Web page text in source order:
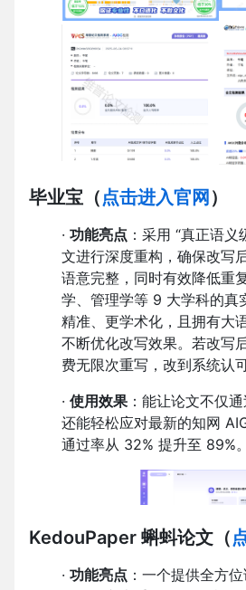
毕业宝 （点击进入官网 ）
· 功能亮点 ：采用 “真正语
文进行深度重构，确保改写
语意完整，同时有效降低重
学、管理学等 9 大学科的真
精准、更学术化，且拥有大
不断优化改写效果。若改写
费无限次重写，改到系统认
· 使用效果 ：能让论文不仅
还能轻松应对最新的知网
通过率从 32% 提升至 89%。
KedouPaper 蝌蚪论文 （
· 功能亮点 ：一个提供全方